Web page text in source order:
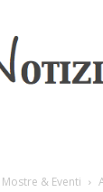
Mostre & Eventi